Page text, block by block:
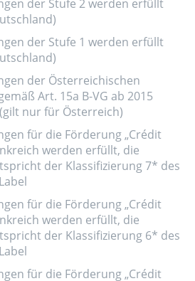
der Stufe 2 werden erfüllt
der Stufe 1 werden erfüllt
der Österreichischen
Art. 15a B-VG ab 2015
nur für Österreich)
für die Förderung „Crédit
werden erfüllt, die
der Klassifizierung 7* des
für die Förderung „Crédit
werden erfüllt, die
der Klassifizierung 6* des
für die Förderung „Crédit